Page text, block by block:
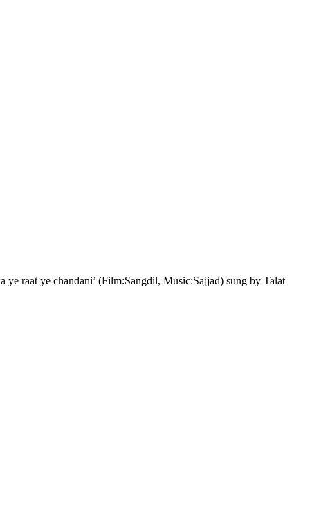
raat ye chandani’ (Film:Sangdil, Music:Sajjad) sung by Talat